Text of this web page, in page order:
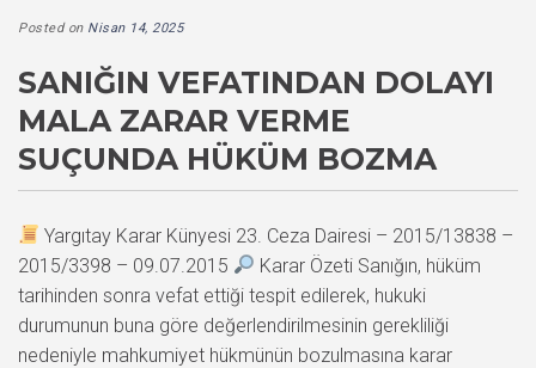
Posted on Nisan 14, 2025
SANIĞIN VEFATINDAN DOLAYI
MALA ZARAR VERME
SUÇUNDA HÜKÜM BOZMA
Yargıtay Karar Künyesi 23. Ceza Dairesi – 2015/13838 –
2015/3398 – 09.07.2015
Karar Özeti Sanığın, hüküm
tarihinden sonra vefat ettiği tespit edilerek, hukuki
durumunun buna göre değerlendirilmesinin gerekliliği
nedeniyle mahkumiyet hükmünün bozulmasına karar